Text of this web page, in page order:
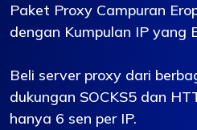
Paket Proxy Campuran
dengan Kumpulan IP yang
Beli server proxy dari
dukungan SOCKS5 dan
hanya 6 sen per IP.